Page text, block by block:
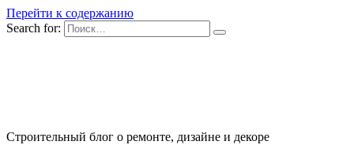
Перейти к содержанию
Search for:
Строительный блог о ремонте, дизайне и декоре